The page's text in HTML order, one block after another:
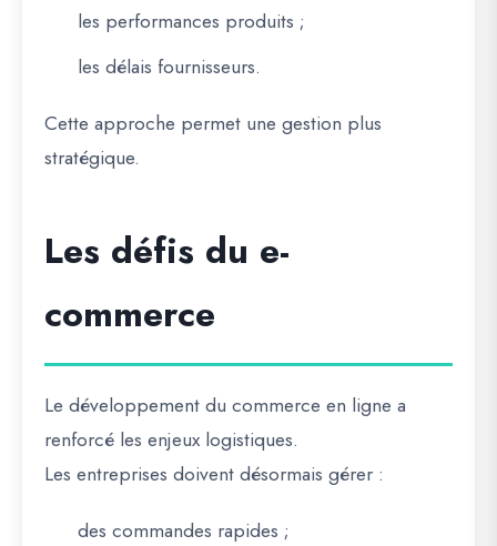
les performances produits ;
les délais fournisseurs.
Cette approche permet une gestion plus
stratégique.
Les défis du e-
commerce
Le développement du commerce en ligne a
renforcé les enjeux logistiques.
Les entreprises doivent désormais gérer :
des commandes rapides ;